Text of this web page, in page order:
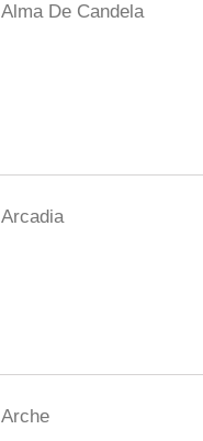
Alma De Candela
Arcadia
Arche